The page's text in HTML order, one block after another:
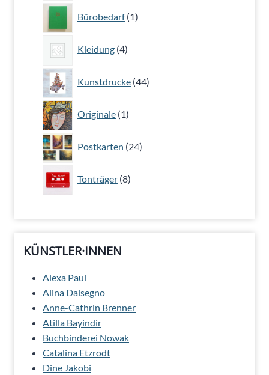
Bürobedarf 1
Produkt
Kleidung 4
Produkte
Kunstdrucke 44
Produkte
Originale 1
Produkt
Postkarten 24
Produkte
Tonträger 8
Produkte
KÜNSTLER·INNEN
Alexa Paul
Alina Dalsegno
Anne-Cathrin Brenner
Atilla Bayindir
Buchbinderei Nowak
Catalina Etzrodt
Dine Jakobi